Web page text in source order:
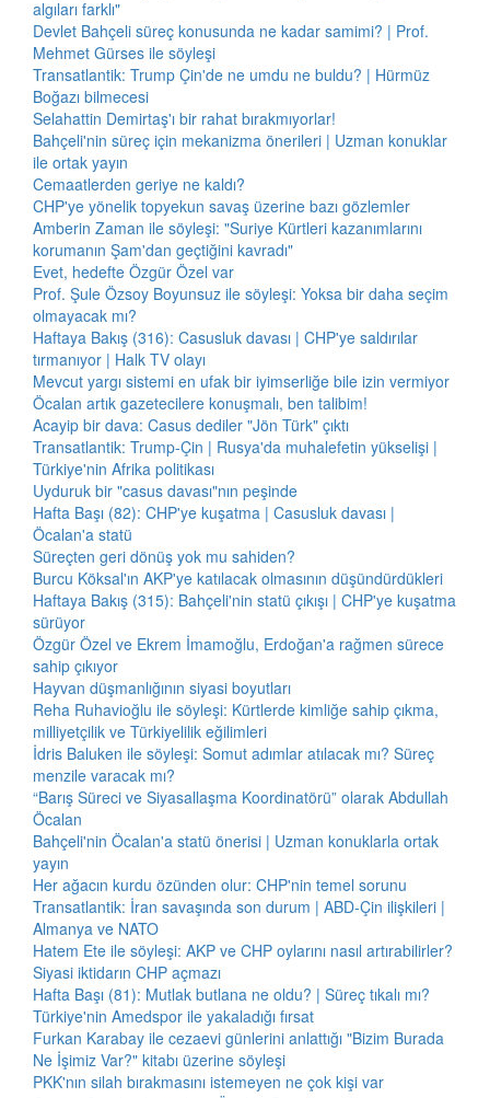
algıları farklı"
Devlet Bahçeli süreç konusunda ne kadar samimi? | Prof.
Mehmet Gürses ile söyleşi
Transatlantik: Trump Çin'de ne umdu ne buldu? | Hürmüz
Boğazı bilmecesi
Selahattin Demirtaş'ı bir rahat bırakmıyorlar!
Bahçeli'nin süreç için mekanizma önerileri | Uzman konuklar
ile ortak yayın
Cemaatlerden geriye ne kaldı?
CHP'ye yönelik topyekun savaş üzerine bazı gözlemler
Amberin Zaman ile söyleşi: "Suriye Kürtleri kazanımlarını
korumanın Şam'dan geçtiğini kavradı"
Evet, hedefte Özgür Özel var
Prof. Şule Özsoy Boyunsuz ile söyleşi: Yoksa bir daha seçim
olmayacak mı?
Haftaya Bakış (316): Casusluk davası | CHP'ye saldırılar
tırmanıyor | Halk TV olayı
Mevcut yargı sistemi en ufak bir iyimserliğe bile izin vermiyor
Öcalan artık gazetecilere konuşmalı, ben talibim!
Acayip bir dava: Casus dediler "Jön Türk" çıktı
Transatlantik: Trump-Çin | Rusya'da muhalefetin yükselişi |
Türkiye'nin Afrika politikası
Uyduruk bir "casus davası"nın peşinde
Hafta Başı (82): CHP'ye kuşatma | Casusluk davası |
Öcalan'a statü
Süreçten geri dönüş yok mu sahiden?
Burcu Köksal'ın AKP'ye katılacak olmasının düşündürdükleri
Haftaya Bakış (315): Bahçeli'nin statü çıkışı | CHP'ye kuşatma
sürüyor
Özgür Özel ve Ekrem İmamoğlu, Erdoğan'a rağmen sürece
sahip çıkıyor
Hayvan düşmanlığının siyasi boyutları
Reha Ruhavioğlu ile söyleşi: Kürtlerde kimliğe sahip çıkma,
milliyetçilik ve Türkiyelilik eğilimleri
İdris Baluken ile söyleşi: Somut adımlar atılacak mı? Süreç
menzile varacak mı?
“Barış Süreci ve Siyasallaşma Koordinatörü” olarak Abdullah
Öcalan
Bahçeli'nin Öcalan'a statü önerisi | Uzman konuklarla ortak
yayın
Her ağacın kurdu özünden olur: CHP'nin temel sorunu
Transatlantik: İran savaşında son durum | ABD-Çin ilişkileri |
Almanya ve NATO
Hatem Ete ile söyleşi: AKP ve CHP oylarını nasıl artırabilirler?
Siyasi iktidarın CHP açmazı
Hafta Başı (81): Mutlak butlana ne oldu? | Süreç tıkalı mı?
Türkiye'nin Amedspor ile yakaladığı fırsat
Furkan Karabay ile cezaevi günlerini anlattığı "Bizim Burada
Ne İşimiz Var?" kitabı üzerine söyleşi
PKK'nın silah bırakmasını istemeyen ne çok kişi var